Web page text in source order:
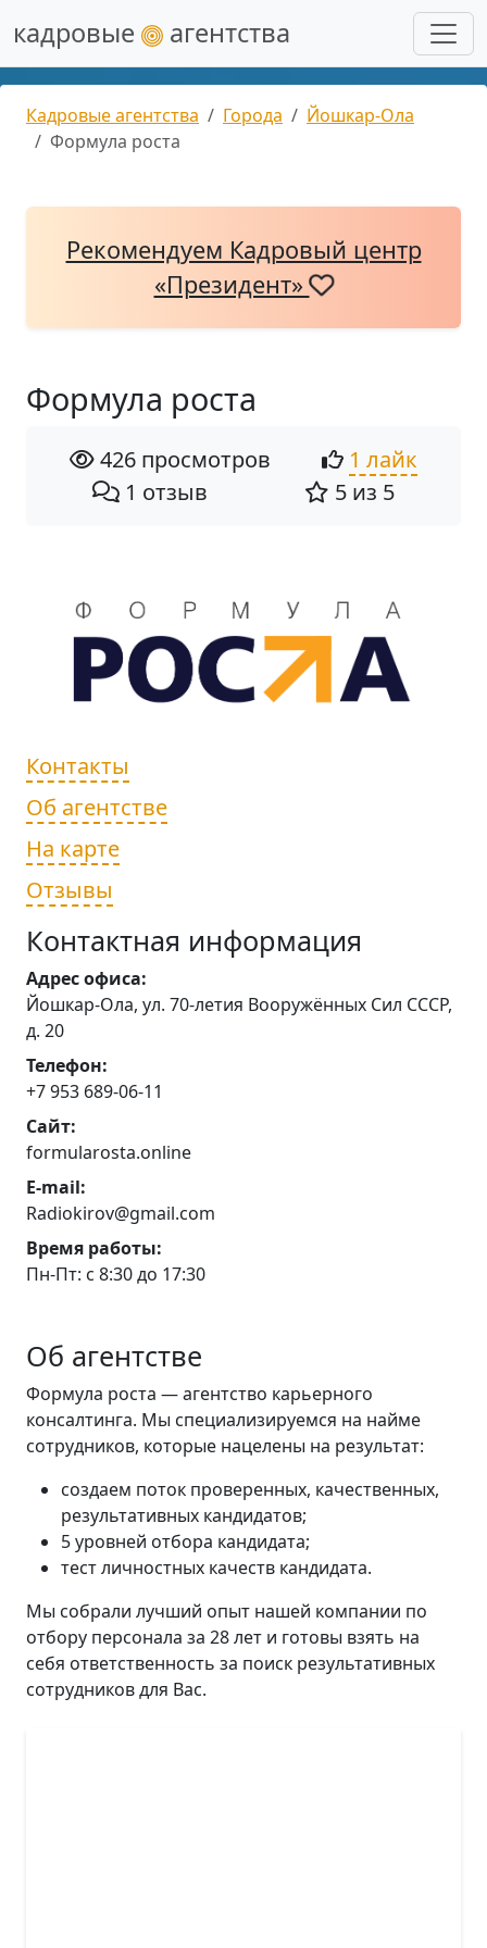
кадровые агентства
Кадровые агентства Города
Йошкар-Ола
Формула роста
Рекомендуем Кадровый центр
«Президент»
Формула роста
426 просмотров
1 лайк
1 отзыв
5 из 5
Контакты
Об агентстве
На карте
Отзывы
Контактная информация
Адрес офиса:
Йошкар-Ола, ул. 70-летия Вооружённых Сил СССР,
д. 20
Телефон:
+7 953 689-06-11
Сайт:
formularosta.online
E-mail:
Radiokirov@gmail.com
Время работы:
Пн-Пт: с 8:30 до 17:30
Об агентстве
Формула роста — агентство карьерного
консалтинга. Мы специализируемся на найме
сотрудников, которые нацелены на результат:
создаем поток проверенных, качественных,
результативных кандидатов;
5 уровней отбора кандидата;
тест личностных качеств кандидата.
Мы собрали лучший опыт нашей компании по
отбору персонала за 28 лет и готовы взять на
себя ответственность за поиск результативных
сотрудников для Вас.